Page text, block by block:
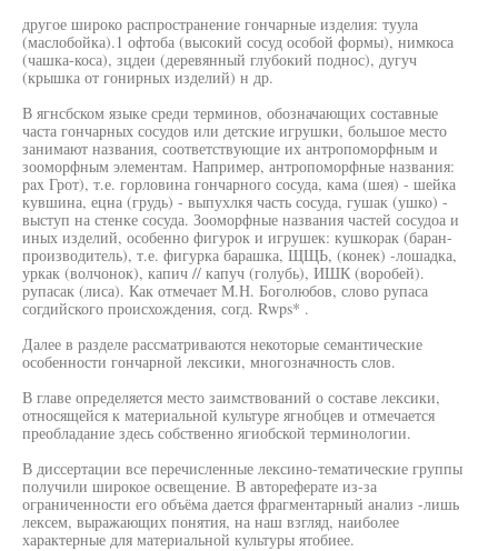
другое широко распространение гончарные изделия: туула
(маслобойка).1 офтоба (высокий сосуд особой формы), нимкоса
(чашка-коса), зцдеи (деревянный глубокий поднос), дугуч
(крышка от гонирных изделий) н др.
В ягнсбском языке среди терминов, обозначающих составные
часта гончарных сосудов или детские игрушки, большое место
занимают названия, соответствующие их антропоморфным и
зооморфным элементам. Например, антропоморфные названия:
pax Грот), т.е. горловина гончарного сосуда, кама (шея) - шейка
кувшина, ецна (грудь) - выпухлкя часть сосуда, гушак (ушко) -
выступ на стенке сосуда. Зооморфные названия частей сосудоа и
иных изделий, особенно фигурок и игрушек: кушкорак (баран-
производитель), т.е. фигурка барашка, ЩЩЬ, (конек) -лошадка,
уркак (волчонок), капич // капуч (голубь), ИШК (воробей).
рупасак (лиса). Как отмечает М.Н. Боголюбов, слово рупаса
согдийского происхождения, согд. Rwps* .
Далее в разделе рассматриваются некоторые семантические
особенности гончарной лексики, многозначность слов.
В главе определяется место заимствований о составе лексики,
относящейся к материальной культуре ягнобцев и отмечается
преобладание здесь собственно ягиобской терминологии.
В диссертации все перечисленные лексино-тематические группы
получили широкое освещение. В автореферате из-за
ограниченности его объёма дается фрагментарный анализ -лишь
лексем, выражающих понятия, на наш взгляд, наиболее
характерные для материальной культуры ятобиее.